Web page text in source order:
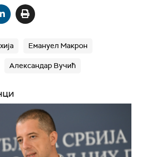
Емануел Макрон
Александар Вучић